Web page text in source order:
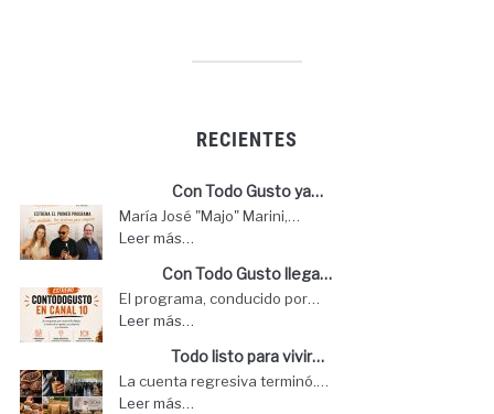
RECIENTES
Con Todo Gusto ya…
María José "Majo" Marini,…
Leer más…
Con Todo Gusto llega…
El programa, conducido por…
Leer más…
Todo listo para vivir…
La cuenta regresiva terminó.…
Leer más…